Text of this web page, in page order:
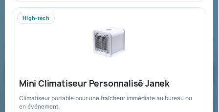
High-tech
Mini Climatiseur Personnalisé Janek
Climatiseur portable pour une fraîcheur immédiate au bureau ou
en événement.
WhatsApp
equipe@promenoch-goodies.com
Recevez nos offres spéciales